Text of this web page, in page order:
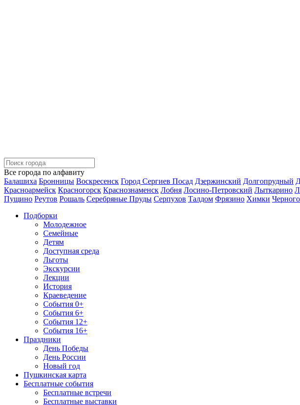
Все города по алфавиту
Балашиха Бронницы Воскресенск Город Сергиев Посад Дзержинский Долгопрудный
Красноармейск Красногорск Краснознаменск Лобня Лосино-Петровский Лыткарино
Пущино Реутов Рошаль Серебряные Пруды Серпухов Талдом Фрязино Химки
Подборки
Молодежное
Семейные
Детям
Доступная среда
Льготы
Экскурсии
Лекции
История
Краеведение
События 0+
События 6+
События 12+
События 16+
Праздники
День Победы
День России
Новый год
Пушкинская карта
Бесплатные события
Бесплатные встречи
Бесплатные выставки